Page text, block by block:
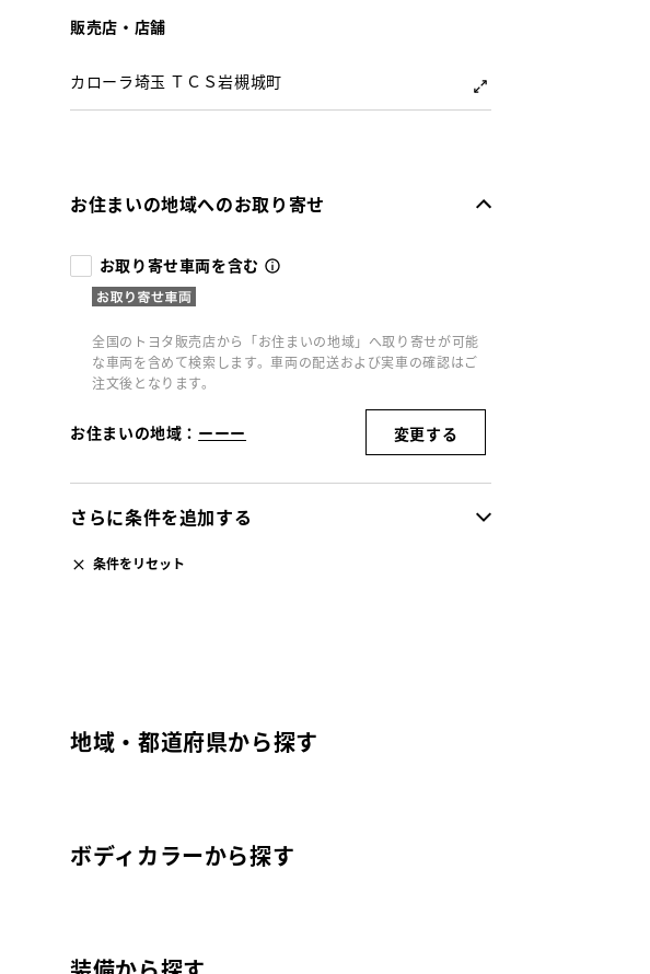
販売店・店舗
カローラ埼玉 ＴＣＳ岩槻城町
お住まいの地域へのお取り寄せ
お取り寄せ車両を含む
全国のトヨタ販売店から「お住まいの地域」へ取り寄せが可能
な車両を含めて検索します。車両の配送および実車の確認はご
注文後となります。
お住まいの地域： ーーー 変更する
さらに条件を追加する
条件をリセット
地域・都道府県から探す
ボディカラーから探す